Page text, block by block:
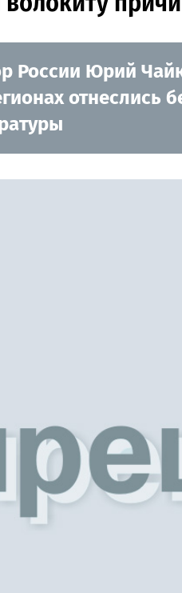
России Юрий
отнеслись